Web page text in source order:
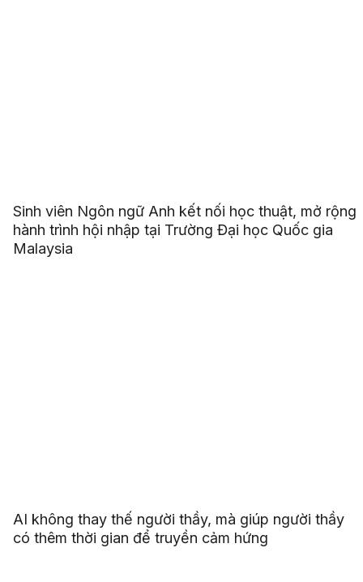
Sinh viên Ngôn ngữ Anh kết nối học thuật, mở rộng
hành trình hội nhập tại Trường Đại học Quốc gia
Malaysia
AI không thay thế người thầy, mà giúp người thầy
có thêm thời gian để truyền cảm hứng